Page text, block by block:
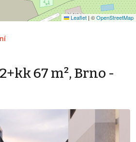
Leaflet | ©OpenStreetMap
67 m², Brno -